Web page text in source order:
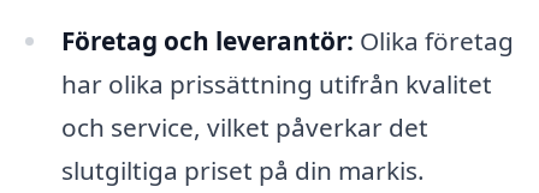
Företag och leverantör: Olika företag
har olika prissättning utifrån kvalitet
och service, vilket påverkar det
slutgiltiga priset på din markis.